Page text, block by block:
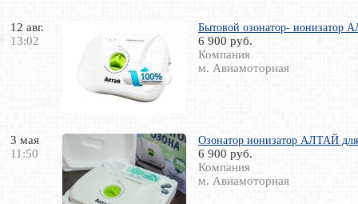
12 авг.
13:02
Бытовой озонатор- ионизатор
6 900 руб.
Компания
м. Авиамоторная
3 мая
11:50
Озонатор ионизатор АЛТАЙ
6 900 руб.
Компания
м. Авиамоторная